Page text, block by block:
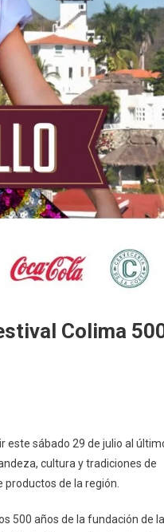
Colima
este sábado 29 de julio al
cultura y tradiciones de
de la región.
500 años de la fundación de la